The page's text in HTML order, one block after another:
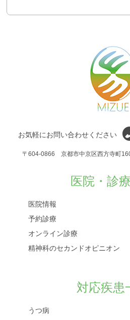
お気軽にお問い合わせください
〒604-0866 京都市中京区西方寺町
医院・診
医院情報
予約診療
オンライン診療
精神科のセカンドオピニオン
対応疾患
うつ病